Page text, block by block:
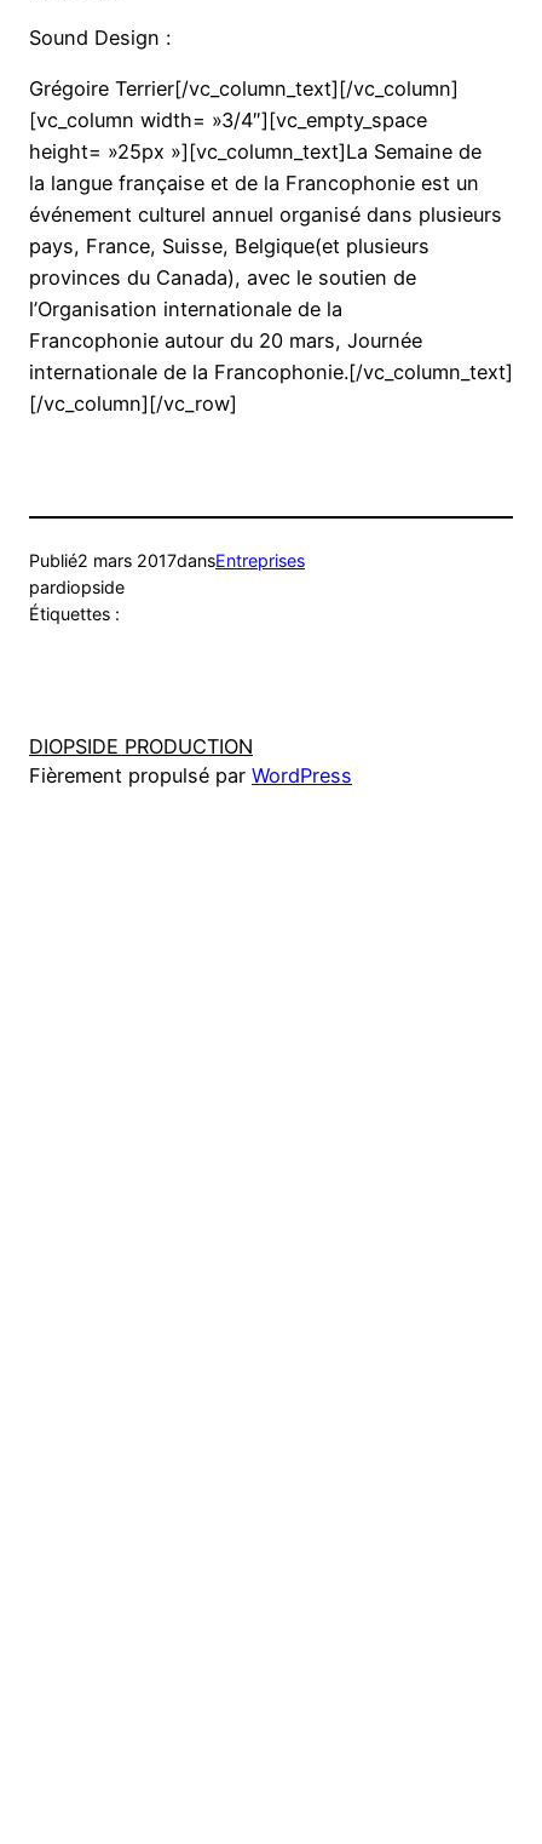
Sound Design :
Grégoire Terrier[/vc_column_text][/vc_column]
[vc_column width= »3/4″][vc_empty_space
height= »25px »][vc_column_text]La Semaine de
la langue française et de la Francophonie est un
événement culturel annuel organisé dans plusieurs
pays, France, Suisse, Belgique(et plusieurs
provinces du Canada), avec le soutien de
l’Organisation internationale de la
Francophonie autour du 20 mars, Journée
internationale de la Francophonie.[/vc_column_text]
[/vc_column][/vc_row]
Publié2 mars 2017dansEntreprises
pardiopside
Étiquettes :
DIOPSIDE PRODUCTION
Fièrement propulsé par WordPress